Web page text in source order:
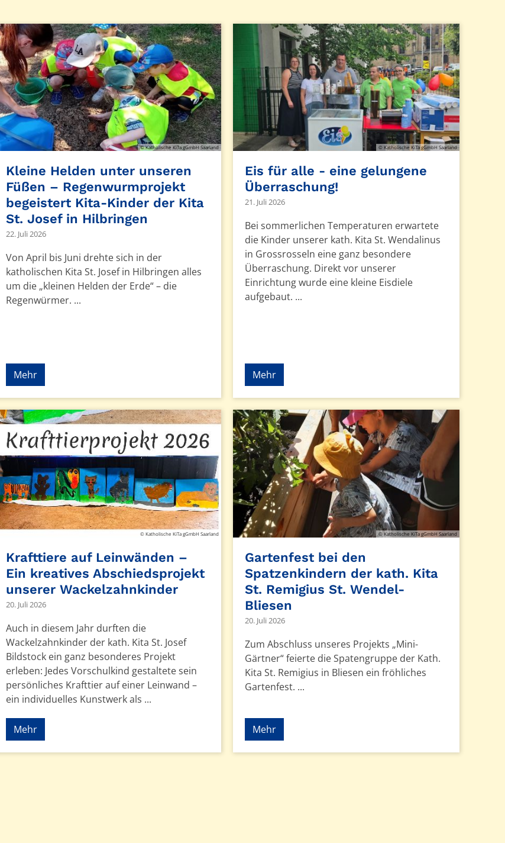
© Katholische KiTa gGmbH Saarland
© Katholische KiTa gGmbH Saarland
Kleine Helden unter unseren
Füßen – Regenwurmprojekt
begeistert Kita-Kinder der Kita
St. Josef in Hilbringen
22. Juli 2026
Von April bis Juni drehte sich in der
katholischen Kita St. Josef in Hilbringen alles
um die „kleinen Helden der Erde“ – die
Regenwürmer. ...
Mehr
© Katholische KiTa gGmbH Saarland
Eis für alle - eine gelungene
Überraschung!
21. Juli 2026
Bei sommerlichen Temperaturen erwartete
die Kinder unserer kath. Kita St. Wendalinus
in Grossrosseln eine ganz besondere
Überraschung. Direkt vor unserer
Einrichtung wurde eine kleine Eisdiele
aufgebaut. ...
Mehr
© Katholische KiTa gGmbH Saarland
Krafttiere auf Leinwänden –
Ein kreatives Abschiedsprojekt
unserer Wackelzahnkinder
20. Juli 2026
Auch in diesem Jahr durften die
Wackelzahnkinder der kath. Kita St. Josef
Bildstock ein ganz besonderes Projekt
erleben: Jedes Vorschulkind gestaltete sein
persönliches Krafttier auf einer Leinwand –
ein individuelles Kunstwerk als ...
Mehr
© Katholische KiTa gGmbH Saarland
Gartenfest bei den
Spatzenkindern der kath. Kita
St. Remigius St. Wendel-
Bliesen
20. Juli 2026
Zum Abschluss unseres Projekts „Mini-
Gärtner“ feierte die Spatengruppe der Kath.
Kita St. Remigius in Bliesen ein fröhliches
Gartenfest. ...
Mehr